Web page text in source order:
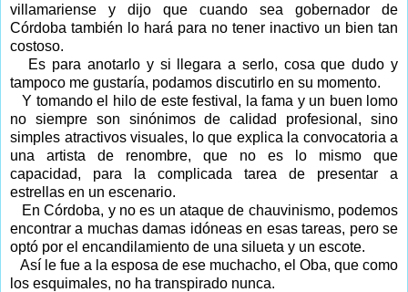
villamariense y dijo que cuando sea gobernador de
Córdoba también lo hará para no tener inactivo un bien tan
costoso.
Es para anotarlo y si llegara a serlo, cosa que dudo y
tampoco me gustaría, podamos discutirlo en su momento.
Y tomando el hilo de este festival, la fama y un buen lomo
no siempre son sinónimos de calidad profesional, sino
simples atractivos visuales, lo que explica la convocatoria a
una artista de renombre, que no es lo mismo que
capacidad, para la complicada tarea de presentar a
estrellas en un escenario.
En Córdoba, y no es un ataque de chauvinismo, podemos
encontrar a muchas damas idóneas en esas tareas, pero se
optó por el encandilamiento de una silueta y un escote.
Así le fue a la esposa de ese muchacho, el Oba, que como
los esquimales, no ha transpirado nunca.